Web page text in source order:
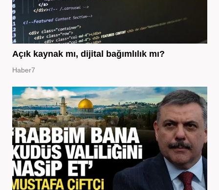
Açık kaynak mı, dijital bağımlılık mı?
Haber7